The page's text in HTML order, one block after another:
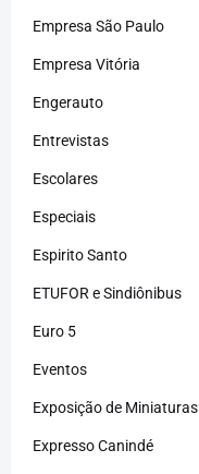
Empresa São Paulo
Empresa Vitória
Engerauto
Entrevistas
Escolares
Especiais
Espirito Santo
ETUFOR e Sindiônibus
Euro 5
Eventos
Exposição de Miniaturas
Expresso Canindé